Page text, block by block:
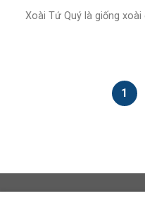
Xoài Tứ Quý là giống
1